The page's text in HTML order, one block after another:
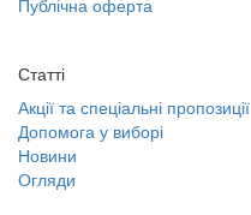
Статті
Акції та спеціальні пропозиції
Допомога у виборі
Новини
Огляди